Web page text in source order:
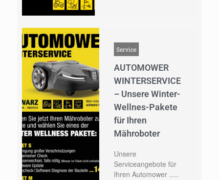
Service
AUTOMOWER
WINTERSERVICE
– Unsere Winter-
Wellnes-Pakete
für Ihren
Mähroboter
Unsere
Serviceangebote für
Ihren Automower .....